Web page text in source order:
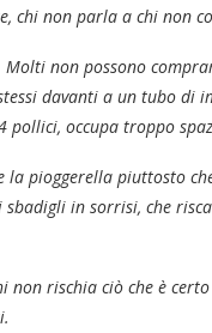
chi non parla a chi non
non possono
davanti a un tubo di
occupa troppo
la pioggerella piuttosto
in sorrisi, che
rischia ciò che è